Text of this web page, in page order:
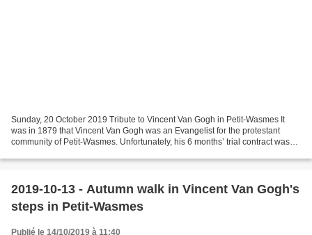
Sunday, 20 October 2019 Tribute to Vincent Van Gogh in Petit-Wasmes It
was in 1879 that Vincent Van Gogh was an Evangelist for the protestant
community of Petit-Wasmes. Unfortunately, his 6 months’ trial contract was
2019-10-13 - Autumn walk in Vincent Van Gogh's
steps in Petit-Wasmes
Publié le 14/10/2019 à 11:40